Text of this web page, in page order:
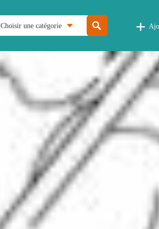
Choisir une catégorie